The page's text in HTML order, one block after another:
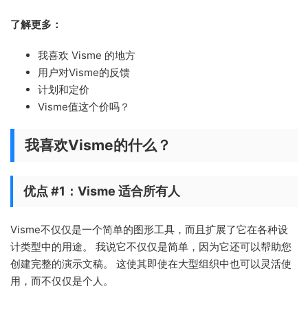
了解更多：
我喜欢 Visme 的地方
用户对Visme的反馈
计划和定价
Visme值这个价吗？
我喜欢Visme的什么？
优点 #1：Visme 适合所有人
Visme不仅仅是一个简单的图形工具，而且扩展了它在各种设
计类型中的用途。 我说它不仅仅是简单，因为它还可以帮助您
创建完整的演示文稿。 这使其即使在大型组织中也可以灵活使
用，而不仅仅是个人。